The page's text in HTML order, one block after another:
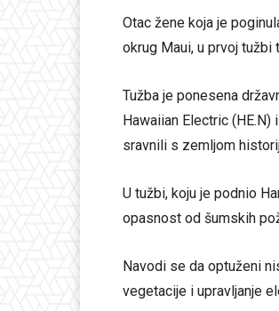
Otac žene koja je
okrug Maui, u prvoj tužbi
Tužba je ponesena
Hawaiian Electric
sravnili s zemljom
U tužbi, koju je podnio
opasnost od šumskih
Navodi se da optuženi
vegetacije i upravljanje